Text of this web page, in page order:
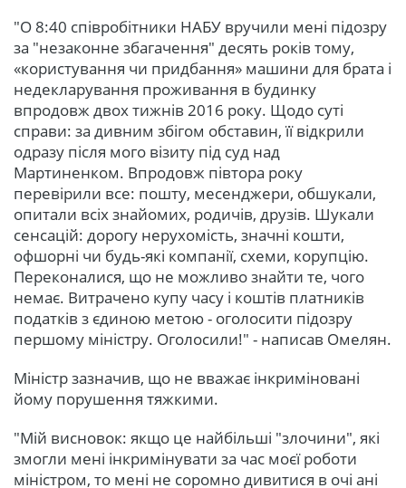
"О 8:40 співробітники НАБУ вручили мені підозру
за "незаконне збагачення" десять років тому,
«користування чи придбання» машини для брата і
недекларування проживання в будинку
впродовж двох тижнів 2016 року. Щодо суті
справи: за дивним збігом обставин, її відкрили
одразу після мого візиту під суд над
Мартиненком. Впродовж півтора року
перевірили все: пошту, месенджери, обшукали,
опитали всіх знайомих, родичів, друзів. Шукали
сенсацій: дорогу нерухомість, значні кошти,
офшорні чи будь-які компанії, схеми, корупцію.
Переконалися, що не можливо знайти те, чого
немає. Витрачено купу часу і коштів платників
податків з єдиною метою - оголосити підозру
першому міністру. Оголосили!" - написав Омелян.
Міністр зазначив, що не вважає інкриміновані
йому порушення тяжкими.
"Мій висновок: якщо це найбільші "злочини", які
змогли мені інкримінувати за час моєї роботи
міністром, то мені не соромно дивитися в очі ані